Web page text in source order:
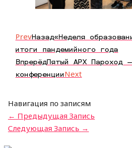
PrevНазад«Неделя
итоги пандемийного года
ВпрерёдПятый АРХ Пароход
конференцииNext
Навигация по записям
← Предыдущая Запись
Следующая Запись →